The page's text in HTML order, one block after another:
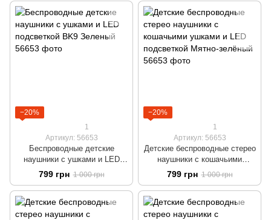
−20%
1
Артикул: 56653
Беспроводные детские
наушники с ушками и LED
подсветкой BK9 Зеленый
799 грн 1 000 грн
−20%
1
Артикул: 56653
Детские беспроводные стерео
наушники с кошачьими
ушками и LED подсветкой
Мятно-зелёный
799 грн 1 000 грн